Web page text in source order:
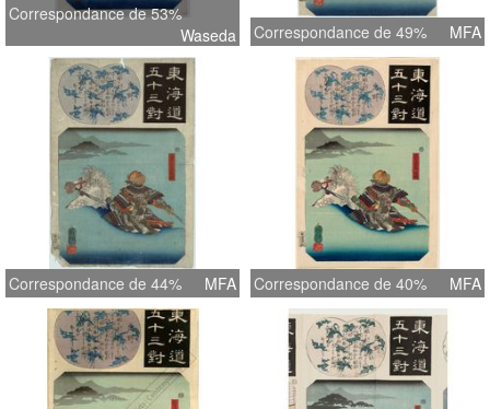
Correspondance de 53%
Waseda
Correspondance de 49% MFA
Correspondance de 44% MFA Correspondance de 40% MFA